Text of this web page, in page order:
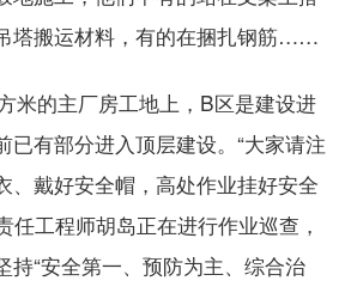
塔搬运材料，有的在捆扎钢筋……
的主厂房工地上，B区是建设进
已有部分进入顶层建设。“大家请注
、戴好安全帽，高处作业挂好安全
任工程师胡岛正在进行作业巡查，
持“安全第一、预防为主、综合治